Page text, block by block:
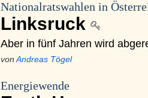
Nationalratswahlen in
Linksruck
Aber in fünf Jahren wird
von Andreas Tögel
Energiewende